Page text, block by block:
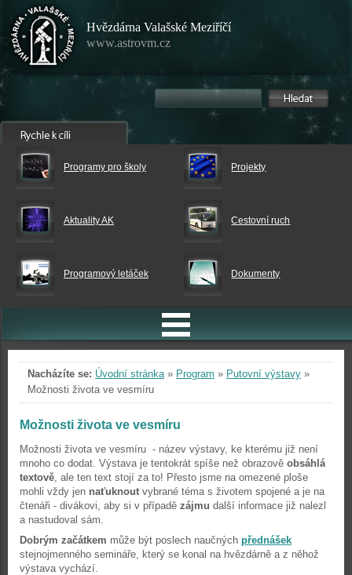
Hvězdárna Valašské Meziříčí
www.astrovm.cz
Programy pro školy Projekty
Aktuality AK Cestovní ruch
Programový letáček Dokumenty
Nacházíte se: Úvodní stránka» Program » Putovní výstavy »
Možnosti života ve vesmíru
Možnosti života ve vesmíru
Možnosti života ve vesmíru - název výstavy, ke kterému již není
mnoho co dodat. Výstava je tentokrát spíše než obrazově obsáhlá
textově, ale ten text stojí za to! Přesto jsme na omezené ploše
mohli vždy jen naťuknout vybrané téma s životem spojené a je na
čtenáři - divákovi, aby si v případě zájmu další informace již nalezl
a nastudoval sám.
Dobrým začátkem může být poslech naučných přednášek
stejnojmenného semináře, který se konal na hvězdárně a z něhož
výstava vychází.